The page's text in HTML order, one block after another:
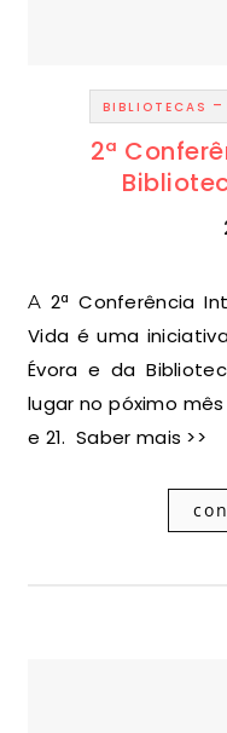
BIBLIOTECAS -
2ª
A 2ª Conferência Internacional Bibliotecas para a
Vida é uma
Évora e da
lugar no póximo
e 21. Saber mais >>